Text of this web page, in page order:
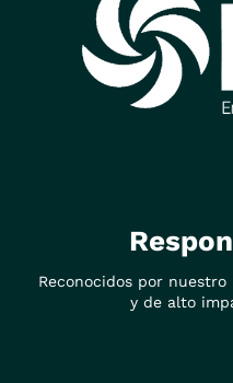
Reconocidos por
y de alto